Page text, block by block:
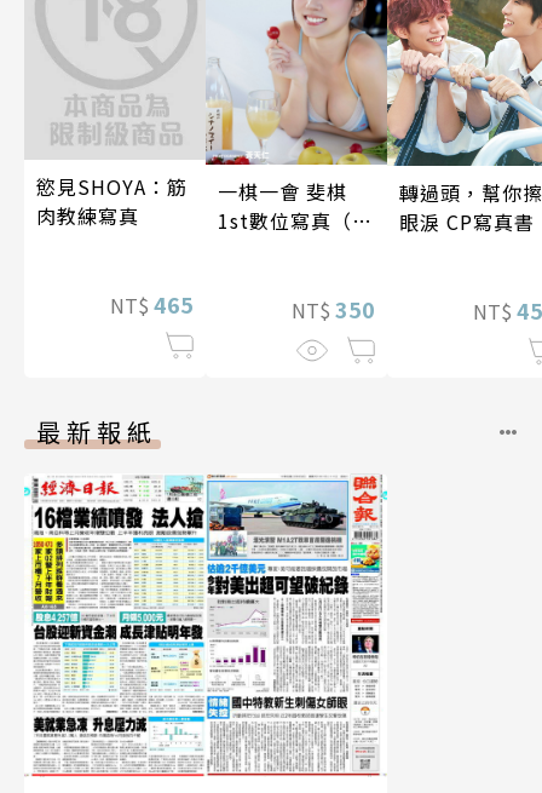
慾見SHOYA：筋
肉教練寫真
NT$ 465
一棋一會 斐棋
1st數位寫真（含
NT$ 350
轉過頭，幫你擦
眼淚 CP寫真書
NT$
最新報紙